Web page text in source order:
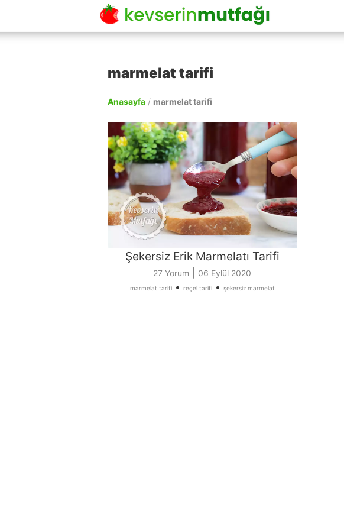
marmelat tarifi
Anasayfa / marmelat tarifi
Şekersiz Erik Marmelatı Tarifi
27 Yorum 06 Eylül 2020
marmelat tarifi• reçel tarifi• şekersiz marmelat